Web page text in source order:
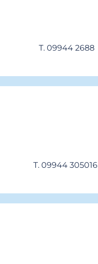
T. 09944 2688
T. 09944 305016